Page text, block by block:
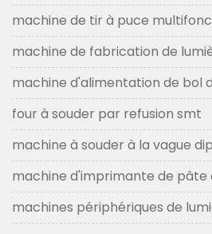
machine de tir à puce
machine de fabrication de
machine d'alimentation de bol
four à souder par refusion smt
machine à souder à la vague
machine d'imprimante de pâte
machines périphériques de